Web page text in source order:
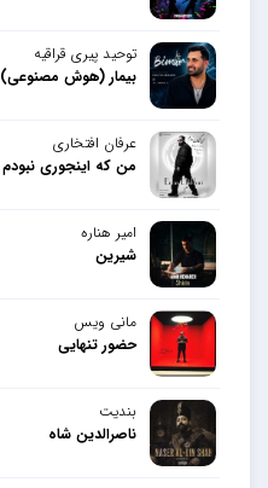
توحید پیری قراقیه
بیمار (هوش مصنوعی)
عرفان افتخاری
من که اینجوری نبودم
امیر هناره
شیرین
مانی ویس
حضور تنهایی
بندیت
ناصرالدین شاه